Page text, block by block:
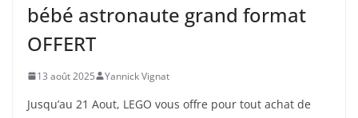
bébé astronaute grand format
OFFERT
13 août 2025 Yannick Vignat
Jusqu’au 21 Aout, LEGO vous offre pour tout achat de